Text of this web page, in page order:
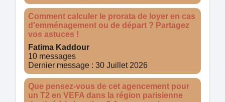
Comment calculer le prorata de loyer en cas
d'emménagement ou de départ ? Partagez
vos astuces !
Fatima Kaddour
10 messages
Dernier message : 30 Juillet 2026
Que pensez-vous de cet agencement pour
un T2 en VEFA dans la région parisienne